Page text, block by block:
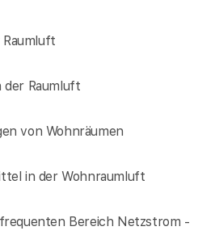
der Raumluft
von Wohnräumen
in der Wohnraumluft
Bereich Netzstrom -